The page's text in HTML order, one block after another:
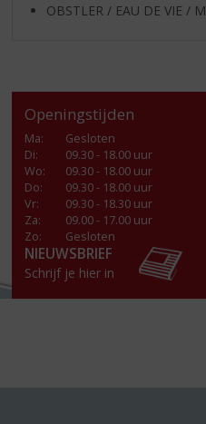
OBSTLER / EAU DE VIE /
Openingstijden
Ma:
Gesloten
Di:
09.30 - 18.00 uur
Wo:
09.30 - 18.00 uur
Do:
09.30 - 18.00 uur
Vr:
09.30 - 18.30 uur
Za:
09.00 - 17.00 uur
Zo:
Gesloten
NIEUWSBRIEF
Schrijf je hier in